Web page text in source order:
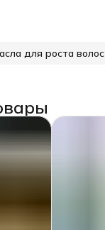
для роста волос